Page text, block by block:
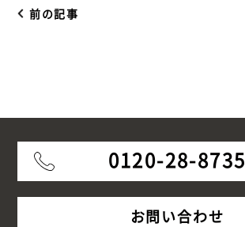
前の記事
0120-28-8735
お問い合わせ